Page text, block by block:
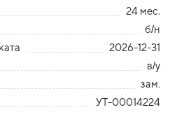
24 мес.
б/н
2026-12-31
в/у
зам.
УТ-00014224